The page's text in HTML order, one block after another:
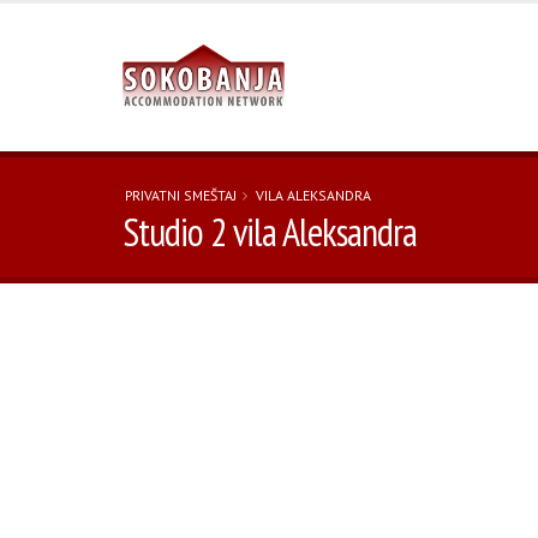
PRIVATNI SMEŠTAJ VILA ALEKSANDRA
Studio 2 vila Aleksandra